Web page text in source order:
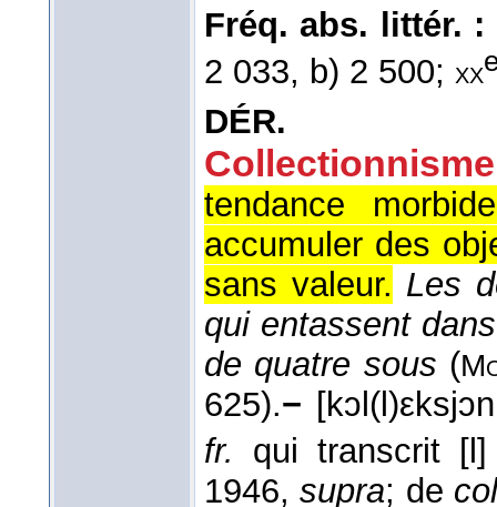
Fréq. abs. littér. :
2 033, b) 2 500; xx
DÉR.
Collectionnisme
tendance
accumuler des
sans valeur. Les
qui entassent
de quatre sous (
625).−
fr.
qui transcrit
1946,supra; de